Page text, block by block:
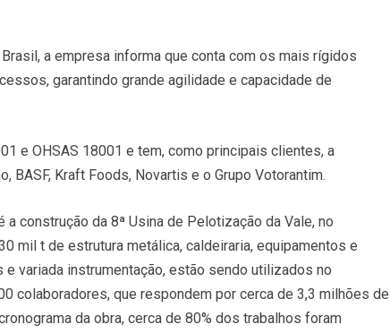
a empresa informa que conta com os mais rígidos
garantindo grande agilidade e capacidade de
e OHSAS 18001 e tem, como principais clientes, a
BASF, Kraft Foods, Novartis e o Grupo Votorantim.
construção da 8ª Usina de Pelotização da Vale, no
mil t de estrutura metálica, caldeiraria, equipamentos e
variada instrumentação, estão sendo utilizados no
colaboradores, que respondem por cerca de 3,3 milhões de
da obra, cerca de 80% dos trabalhos foram